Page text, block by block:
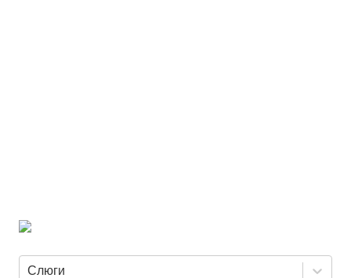
Слюги